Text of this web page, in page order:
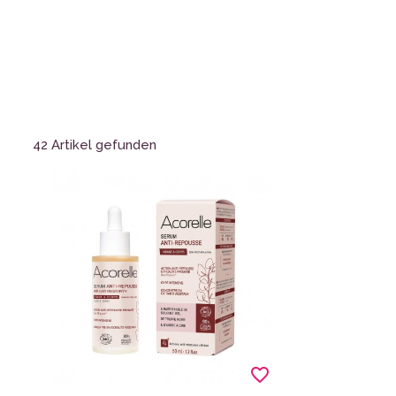
42 Artikel gefunden
favorite_border